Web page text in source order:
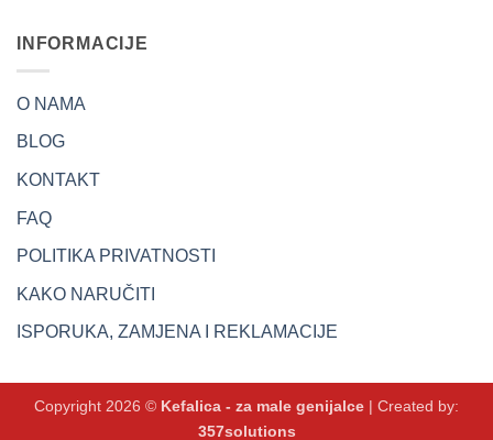
INFORMACIJE
O NAMA
BLOG
KONTAKT
FAQ
POLITIKA PRIVATNOSTI
KAKO NARUČITI
ISPORUKA, ZAMJENA I REKLAMACIJE
Copyright 2026 © Kefalica - za male genijalce | Created by:
357solutions